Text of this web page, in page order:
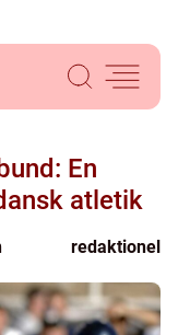
En
atletik
redaktionel